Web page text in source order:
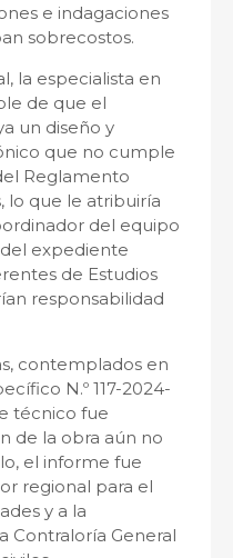
e indagaciones
sobrecostos.
la especialista en
de que el
un diseño y
que no cumple
Reglamento
lo que le atribuiría
del equipo
expediente
de Estudios
responsabilidad
contemplados en
N.º 117-2024-
técnico fue
de la obra aún no
el informe fue
regional para el
y a la
Contraloría General